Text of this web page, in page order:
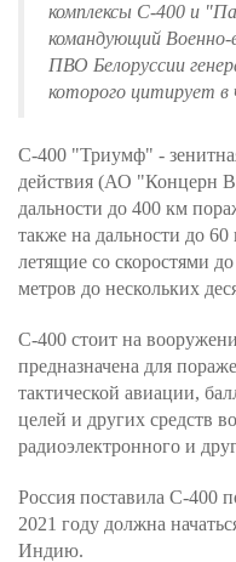
комплексы С-400 и
командующий
ПВО Белоруссии
которого цитирует
С-400 "Триумф" -
действия (АО "Концерн
дальности до 400 км
также на дальности до
летящие со скоростями
метров до нескольких
С-400 стоит на
предназначена для
тактической авиации,
целей и других средств
радиоэлектронного и
Россия поставила С-400
2021 году должна
Индию.